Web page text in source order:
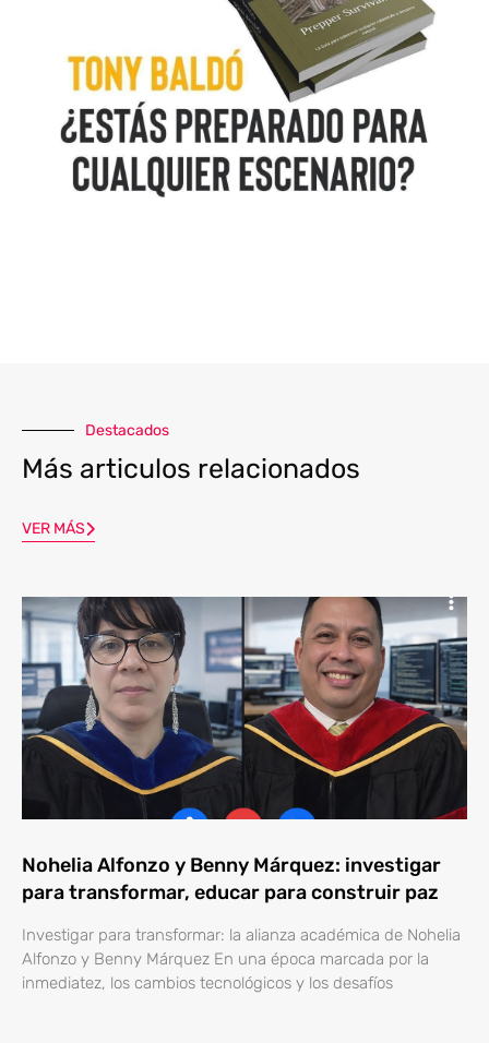
Destacados
Más articulos relacionados
VER MÁS
Nohelia Alfonzo y Benny Márquez: investigar
para transformar, educar para construir paz
Investigar para transformar: la alianza académica de Nohelia
Alfonzo y Benny Márquez En una época marcada por la
inmediatez, los cambios tecnológicos y los desafíos